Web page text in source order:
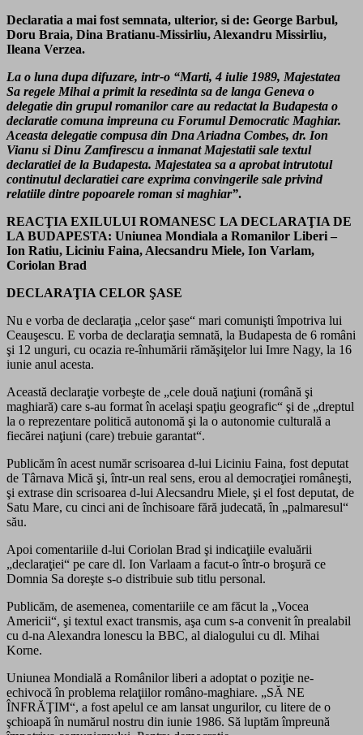
Declaratia a mai fost semnata, ulterior, si de: George Barbul,
Doru Braia, Dina Bratianu-Missirliu, Alexandru Missirliu,
Ileana Verzea.
La o luna dupa difuzare, intr-o “Marti, 4 iulie 1989, Majestatea
Sa regele Mihai a primit la resedinta sa de langa Geneva o
delegatie din grupul romanilor care au redactat la Budapesta o
declaratie comuna impreuna cu Forumul Democratic Maghiar.
Aceasta delegatie compusa din Dna Ariadna Combes, dr. Ion
Vianu si Dinu Zamfirescu a inmanat Majestatii sale textul
declaratiei de la Budapesta. Majestatea sa a aprobat intrutotul
continutul declaratiei care exprima convingerile sale privind
relatiile dintre popoarele roman si maghiar”.
REACŢIA EXILULUI ROMANESC LA DECLARAŢIA DE
LA BUDAPESTA: Uniunea Mondiala a Romanilor Liberi –
Ion Ratiu, Liciniu Faina, Alecsandru Miele, Ion Varlam,
Coriolan Brad
DECLARAŢIA CELOR ŞASE
Nu e vorba de declaraţia „celor şase“ mari comunişti împotriva lui
Ceauşescu. E vorba de declaraţia semnată, la Budapesta de 6 români
şi 12 unguri, cu ocazia re-înhumării rămăşiţelor lui Imre Nagy, la 16
iunie anul acesta.
Această declaraţie vorbeşte de „cele două naţiuni (română şi
maghiară) care s-au format în acelaşi spaţiu geografic“ şi de „dreptul
la o reprezentare politică autonomă şi la o autonomie culturală a
fiecărei naţiuni (care) trebuie garantat“.
Publicăm în acest număr scrisoarea d-lui Liciniu Faina, fost deputat
de Târnava Mică şi, într-un real sens, erou al democraţiei româneşti,
şi extrase din scrisoarea d-lui Alecsandru Miele, şi el fost deputat, de
Satu Mare, cu cinci ani de închisoare fără judecată, în „palmaresul“
său.
Apoi comentariile d-lui Coriolan Brad şi indicaţiile evaluării
„declaraţiei“ pe care dl. Ion Varlaam a facut-o într-o broşură ce
Domnia Sa doreşte s-o distribuie sub titlu personal.
Publicăm, de asemenea, comentariile ce am făcut la „Vocea
Americii“, şi textul exact transmis, aşa cum s-a convenit în prealabil
cu d-na Alexandra lonescu la BBC, al dialogului cu dl. Mihai
Korne.
Uniunea Mondială a Românilor liberi a adoptat o poziţie ne-
echivocă în problema relaţiilor româno-maghiare. „SĂ NE
ÎNFRĂŢIM“, a fost apelul ce am lansat ungurilor, cu litere de o
şchioapă în numărul nostru din iunie 1986. Să luptăm împreună